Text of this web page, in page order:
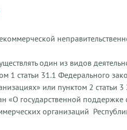
один из видов
1 статьи 31.1 Федерального
или пунктом 2 статьи 3
«О государственной поддержке
организаций